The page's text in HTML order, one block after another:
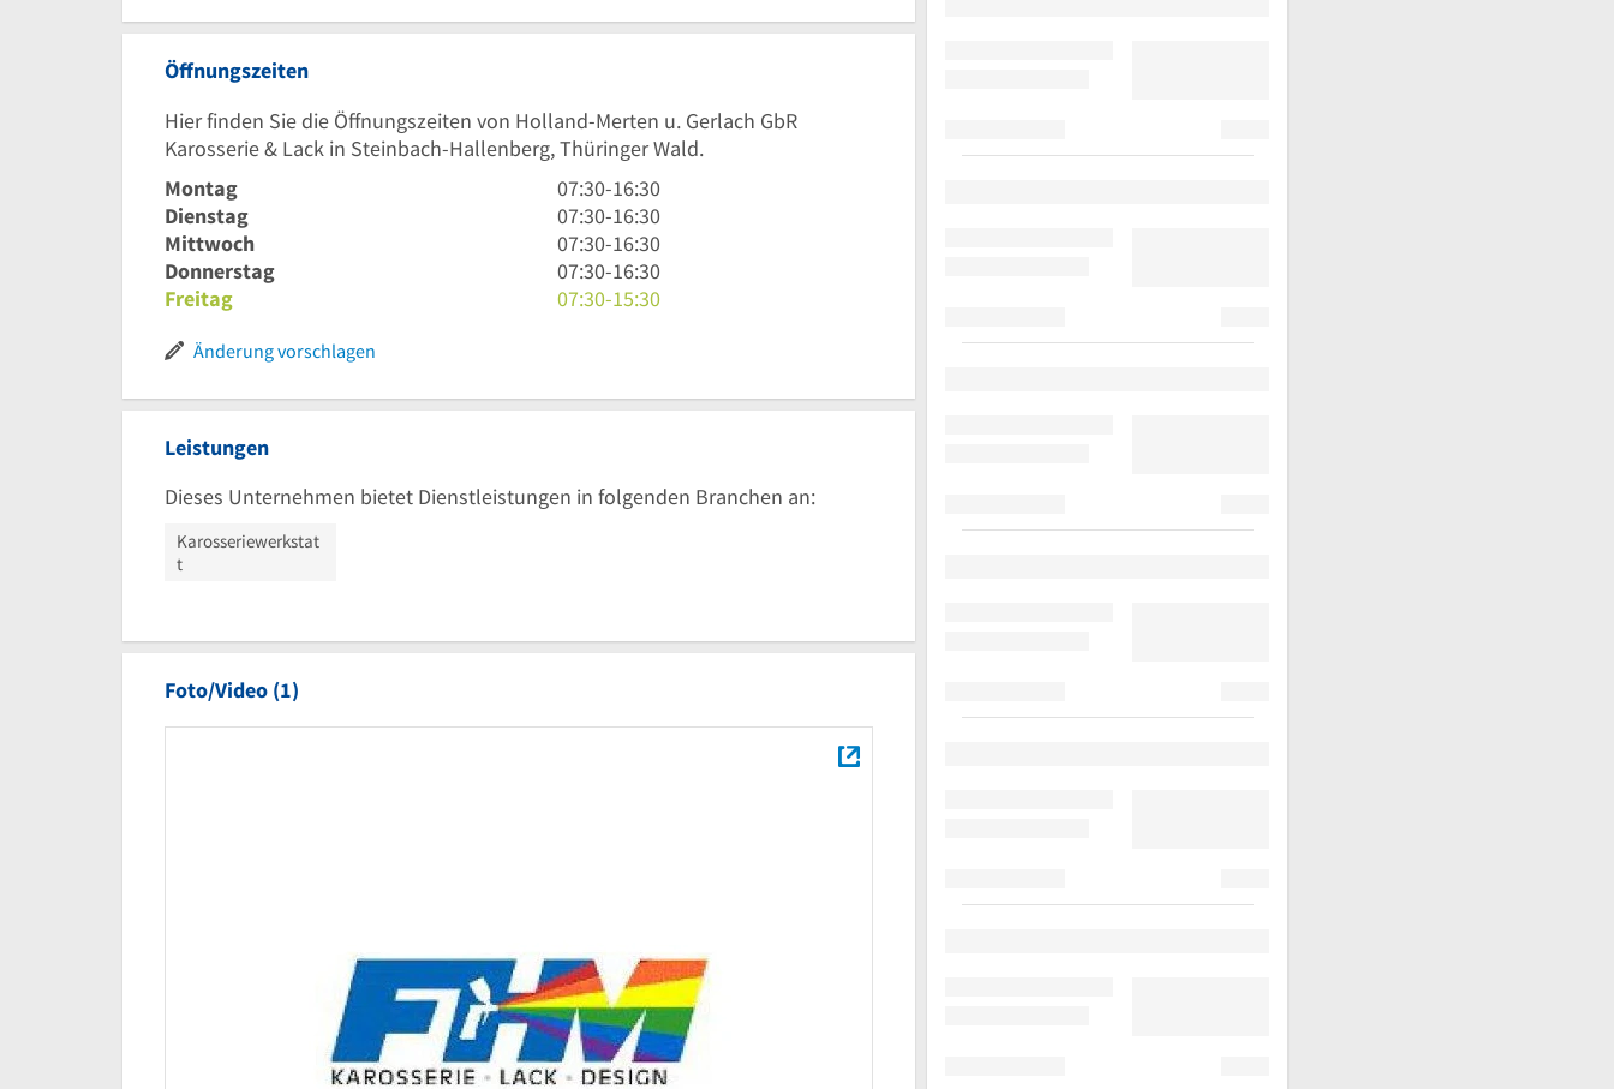
Öffnungszeiten
Hier finden Sie die Öffnungszeiten von Holland-Merten u. Gerlach GbR
Karosserie & Lack in Steinbach-Hallenberg, Thüringer Wald.
Montag
7
Uhr
30
bis
16
07:30-16:30
Dienstag
7
Uhr
30
bis
07:30-16:30
Mittwoch
7
Uhr
30
30
07:30-16:30
Donnerstag
7
Uhr
Uhr
07:30-16:30
Freitag
7
15
07:30-15:30
Änderung vorschlagen
Leistungen
Dieses Unternehmen bietet Dienstleistungen in folgenden Branchen an:
Karosseriewerkstat
t
Foto/Video (1)